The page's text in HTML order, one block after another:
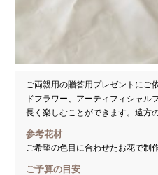
ご両親用の贈答用プレゼントにご
ドフラワー、アーティフィシャル
長く楽しむことができます。遠方
参考花材
ご希望の色目に合わせたお花で制
ご予算の目安